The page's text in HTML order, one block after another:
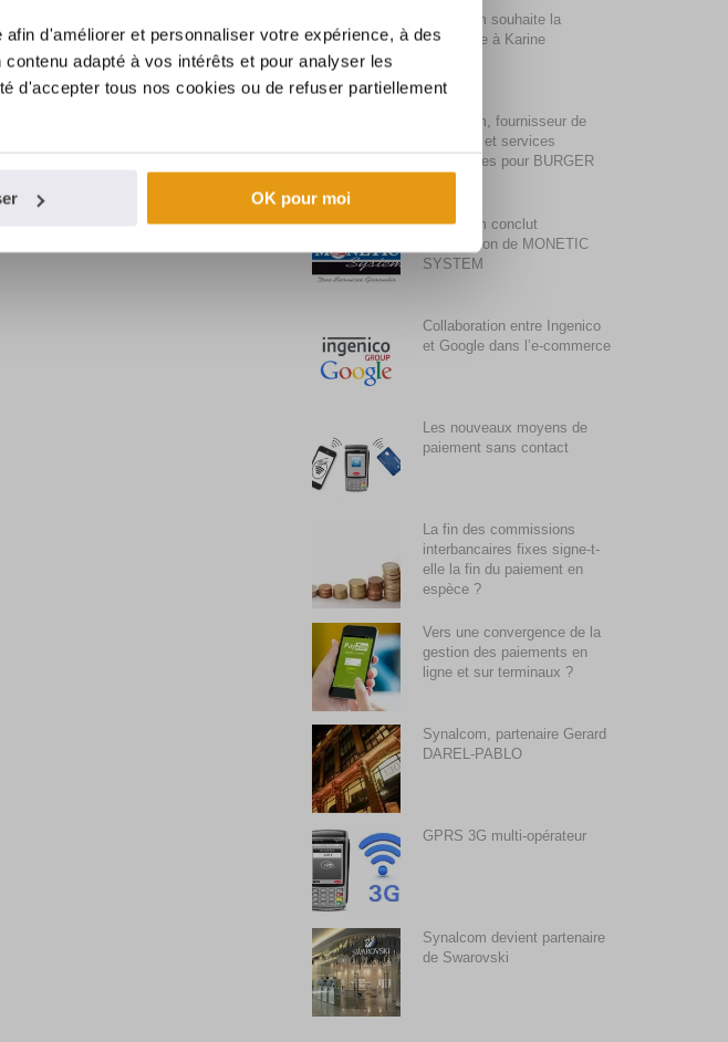
d'améliorer et personnaliser votre expérience, à des
adapté à vos intérêts et pour analyser les
d'accepter tous nos cookies ou de refuser partiellement
OK pour moi
Synalcom souhaite la
bienvenue à Karine
Synalcom, fournisseur de
solutions et services
monétiques pour BURGER
Synalcom conclut
l’acquisition de MONETIC
SYSTEM
Collaboration entre Ingenico
et Google dans l’e-commerce
Les nouveaux moyens de
paiement sans contact
La fin des commissions
interbancaires fixes signe-t-
elle la fin du paiement en
espèce ?
Vers une convergence de la
gestion des paiements en
ligne et sur terminaux ?
Synalcom, partenaire Gerard
DAREL-PABLO
GPRS 3G multi-opérateur
Synalcom devient partenaire
de Swarovski